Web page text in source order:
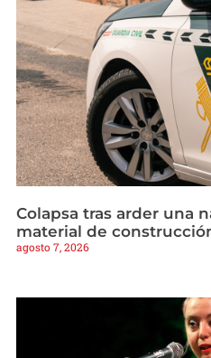
Colapsa tras arder una
material de
agosto 7, 2026